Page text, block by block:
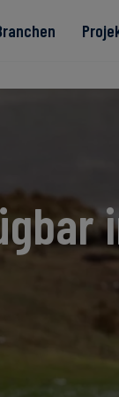
Read more
Read more
Read more
Read more
Read more